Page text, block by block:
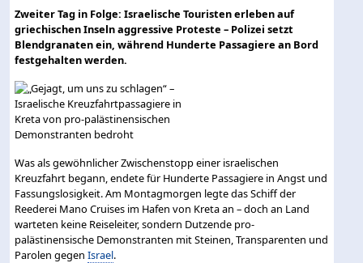
Zweiter Tag in Folge: Israelische Touristen erleben auf
griechischen Inseln aggressive Proteste – Polizei setzt
Blendgranaten ein, während Hunderte Passagiere an Bord
festgehalten werden.
Was als gewöhnlicher Zwischenstopp einer israelischen
Kreuzfahrt begann, endete für Hunderte Passagiere in Angst und
Fassungslosigkeit. Am Montagmorgen legte das Schiff der
Reederei Mano Cruises im Hafen von Kreta an – doch an Land
warteten keine Reiseleiter, sondern Dutzende pro-
palästinensische Demonstranten mit Steinen, Transparenten und
Parolen gegenIsrael.